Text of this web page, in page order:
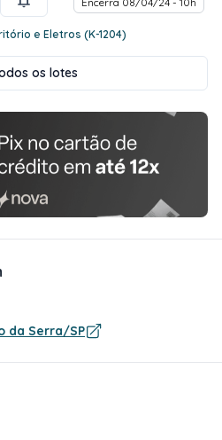
e Eletros (K-1204)
os lotes
da Serra/SP